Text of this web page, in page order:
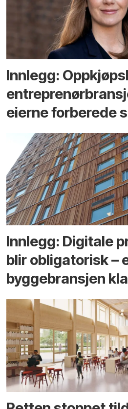
Innlegg:
eierne forberede
Innlegg: Digitale
blir obligatorisk –
byggebransjen